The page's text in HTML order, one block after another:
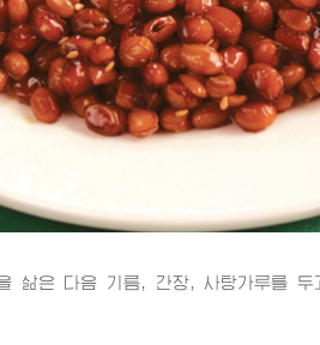
삶은 다음 기름, 간장, 사탕가루를 두